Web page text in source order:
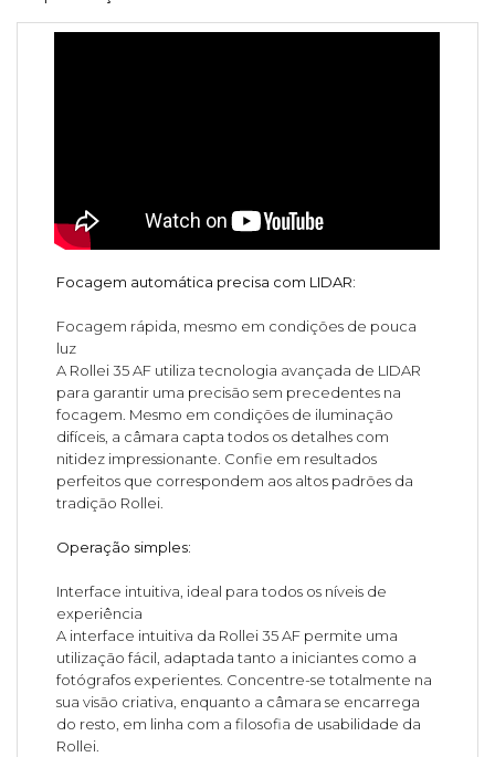
Focagem automática precisa com LIDAR:
Focagem rápida, mesmo em condições de pouca
luz
A Rollei 35 AF utiliza tecnologia avançada de LIDAR
para garantir uma precisão sem precedentes na
focagem. Mesmo em condições de iluminação
difíceis, a câmara capta todos os detalhes com
nitidez impressionante. Confie em resultados
perfeitos que correspondem aos altos padrões da
tradição Rollei.
Operação simples:
Interface intuitiva, ideal para todos os níveis de
experiência
A interface intuitiva da Rollei 35 AF permite uma
utilização fácil, adaptada tanto a iniciantes como a
fotógrafos experientes. Concentre-se totalmente na
sua visão criativa, enquanto a câmara se encarrega
do resto, em linha com a filosofia de usabilidade da
Rollei.